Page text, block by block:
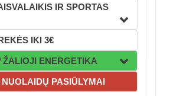
IR SPORTAS
IKI 3€
ŽALIOJI ENERGETIKA
NUOLAIDŲ PASIŪLYMAI